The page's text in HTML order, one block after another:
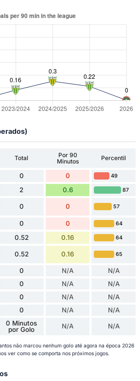
Total
Por 90
Minutos
Percentil
0 0 49
2 0.6 87
0 0 57
0 0 64
0.52 0.16 64
0.52 0.16 65
0 N/A N/A
0 N/A N/A
0 N/A N/A
0 N/A N/A
0 Minutos
por Golo
N/A N/A
não marcou nenhum golo até agora na época 2026
ver como se comporta nos próximos jogos.